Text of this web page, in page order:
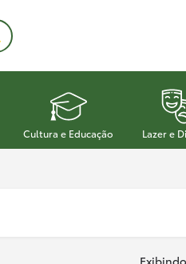
Cultura e Educação Lazer e
Exibindo